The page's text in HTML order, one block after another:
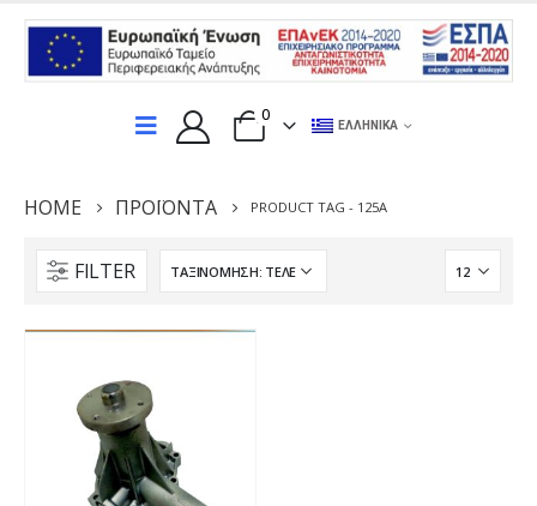
0
ΕΛΛΗΝΙΚΆ
HOME ΠΡΟΪΌΝΤΑ PRODUCT TAG - 125A
FILTER